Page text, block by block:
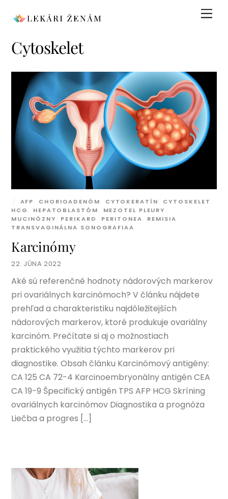
Cytoskelet
22. JÚNA 2022
Karcinómy
AFP CHORIOADENÓM CYTOKERATÍN CYTOSKELET
HCG
HEPATOBLASTÓM MEZOTEL PLEURY
MUCINÓZNY
PERIKARD PERITONEA REMISIA
TRANSVAGINÁLNA SONOGRAFIAA
Aké sú referenčné hodnoty nádorových markerov
pri ovariálnych karcinómoch? V článku nájdete
prehľad a charakteristiku najdôležitejších
nádorových markerov, ktoré produkuje ovariálny
karcinóm. Prečítate si aj o možnostiach
praktického využitia týchto markerov pri
diagnostike. Obsah článku Karcinómový antigény:
CA 125 CA 72-4 Karcinoembryonálny antigén CEA
CA 19-9 Špecifický antigén TPS AFP HCG Skríning
ovariálnych karcinómov Diagnostika a prognóza
Liečba a progres […]